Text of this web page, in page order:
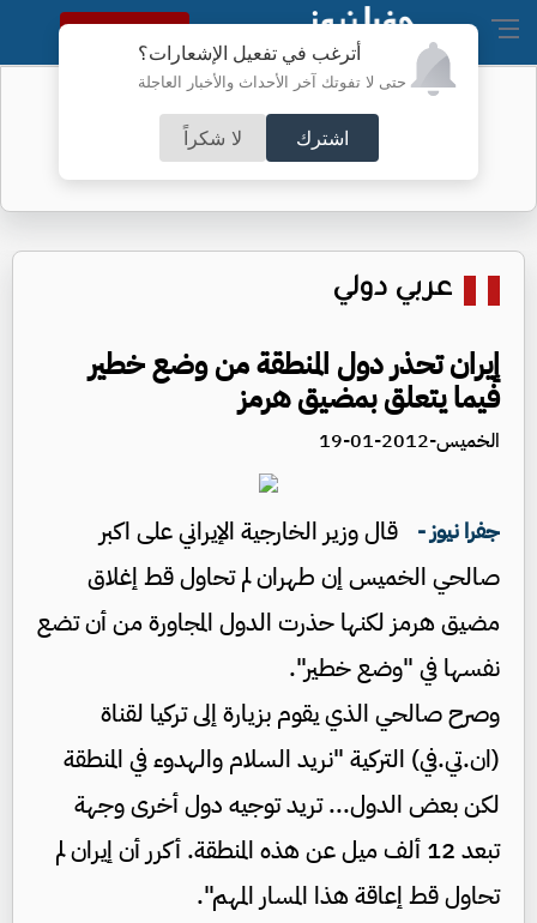
أترغب في تفعيل الإشعارات؟
حتى لا تفوتك آخر الأحداث والأخبار العاجلة
اشترك لا شكراً
النسخة الكاملة
العملاقة
عربي دولي
إيران تحذر دول المنطقة من وضع خطير
فيما يتعلق بمضيق هرمز
الخميس-2012-01-19
جفرا نيوز -
قال وزير الخارجية الإيراني على اكبر
صالحي الخميس إن طهران لم تحاول قط إغلاق
مضيق هرمز لكنها حذرت الدول المجاورة من أن تضع
نفسها في "وضع خطير".
وصرح صالحي الذي يقوم بزيارة إلى تركيا لقناة
(ان.تي.في) التركية "نريد السلام والهدوء في المنطقة
لكن بعض الدول... تريد توجيه دول أخرى وجهة
تبعد 12 ألف ميل عن هذه المنطقة. أكرر أن إيران لم
تحاول قط إعاقة هذا المسار المهم".